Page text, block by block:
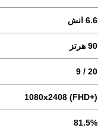
6.6 انش
90 هرتز
20 / 9
1080x2408 (FHD+)
81.5%